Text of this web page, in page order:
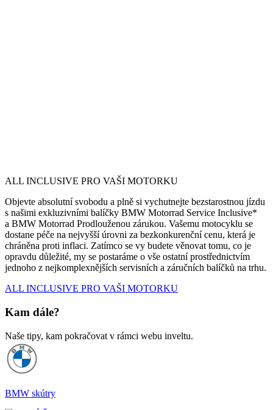
ALL INCLUSIVE PRO VAŠI MOTORKU
Objevte absolutní svobodu a plně si vychutnejte bezstarostnou jízdu
s našimi exkluzivními balíčky BMW Motorrad Service Inclusive*
a BMW Motorrad Prodlouženou zárukou. Vašemu motocyklu se
dostane péče na nejvyšší úrovni za bezkonkurenční cenu, která je
chráněna proti inflaci. Zatímco se vy budete věnovat tomu, co je
opravdu důležité, my se postaráme o vše ostatní prostřednictvím
jednoho z nejkomplexnějších servisních a záručních balíčků na trhu.
ALL INCLUSIVE PRO VAŠI MOTORKU
Kam dále?
Naše tipy, kam pokračovat v rámci webu inveltu.
BMW skútry